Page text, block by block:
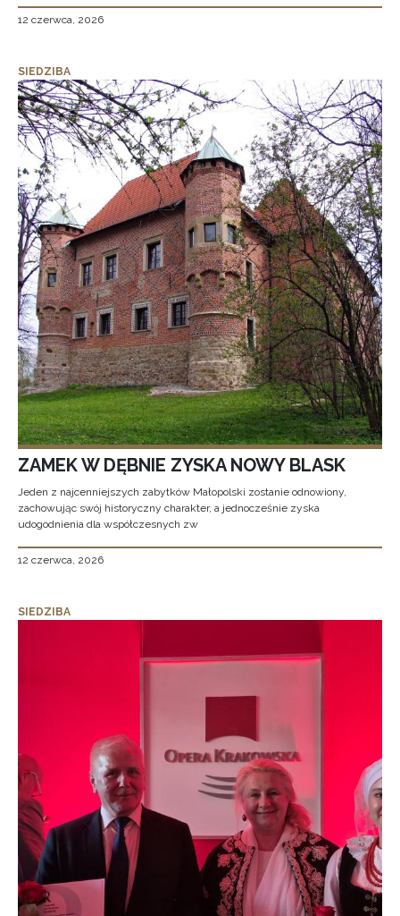
12 czerwca, 2026
SIEDZIBA
ZAMEK W DĘBNIE ZYSKA NOWY BLASK
Jeden z najcenniejszych zabytków Małopolski zostanie odnowiony,
zachowując swój historyczny charakter, a jednocześnie zyska
udogodnienia dla współczesnych zw
12 czerwca, 2026
SIEDZIBA